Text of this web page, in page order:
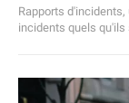
Rapports
incidents quels qu'ils